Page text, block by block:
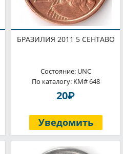
БРАЗИЛИЯ 2011 5 СЕНТАВО
Состояние: UNC
По каталогу: KM# 648
20P
Уведомить